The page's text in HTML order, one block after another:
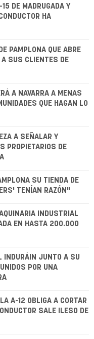
DE MADRUGADA Y
HA
PAMPLONA QUE ABRE
A SUS CLIENTES DE
A NAVARRA A MENAS
QUE HAGAN LO
A SEÑALAR Y
PROPIETARIOS DE
SU TIENDA DE
TENÍAN RAZÓN"
INDUSTRIAL
EN HASTA 200.000
INDURÁIN JUNTO A SU
POR UNA
A-12 OBLIGA A CORTAR
SALE ILESO DE